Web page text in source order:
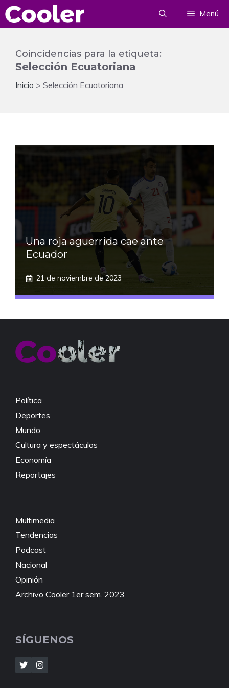
Saltar
al
Menú
Coincidencias para la etiqueta:
Selección Ecuatoriana
Inicio > Selección Ecuatoriana
Una roja aguerrida cae ante
Ecuador
21 de noviembre de 2023
Política
Deportes
Mundo
Cultura y espectáculos
Economía
Reportajes
Multimedia
Tendencias
Podcast
Nacional
Opinión
Archivo Cooler 1er sem. 2023
SÍGUENOS